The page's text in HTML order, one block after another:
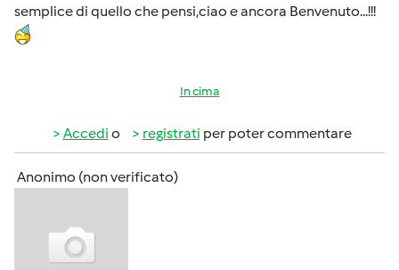
semplice di quello che pensi,ciao e ancora Benvenuto...!!!
In cima
Accedi o registrati per poter commentare
Anonimo (non verificato)